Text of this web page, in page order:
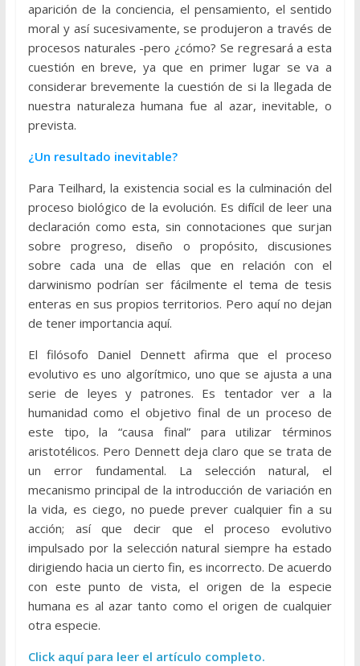
aparición de la conciencia, el pensamiento, el sentido
moral y así sucesivamente, se produjeron a través de
procesos naturales -pero ¿cómo? Se regresará a esta
cuestión en breve, ya que en primer lugar se va a
considerar brevemente la cuestión de si la llegada de
nuestra naturaleza humana fue al azar, inevitable, o
prevista.
¿Un resultado inevitable?
Para Teilhard, la existencia social es la culminación del
proceso biológico de la evolución. Es difícil de leer una
declaración como esta, sin connotaciones que surjan
sobre progreso, diseño o propósito, discusiones
sobre cada una de ellas que en relación con el
darwinismo podrían ser fácilmente el tema de tesis
enteras en sus propios territorios. Pero aquí no dejan
de tener importancia aquí.
El filósofo Daniel Dennett afirma que el proceso
evolutivo es uno algorítmico, uno que se ajusta a una
serie de leyes y patrones. Es tentador ver a la
humanidad como el objetivo final de un proceso de
este tipo, la “causa final” para utilizar términos
aristotélicos. Pero Dennett deja claro que se trata de
un error fundamental. La selección natural, el
mecanismo principal de la introducción de variación en
la vida, es ciego, no puede prever cualquier fin a su
acción; así que decir que el proceso evolutivo
impulsado por la selección natural siempre ha estado
dirigiendo hacia un cierto fin, es incorrecto. De acuerdo
con este punto de vista, el origen de la especie
humana es al azar tanto como el origen de cualquier
otra especie.
Click aquí para leer el artículo completo.